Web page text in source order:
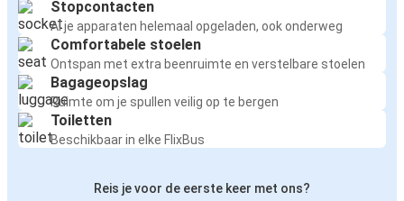
Stopcontacten
Al je apparaten helemaal opgeladen, ook onderweg
Comfortabele stoelen
Ontspan met extra beenruimte en verstelbare stoelen
Bagageopslag
Ruimte om je spullen veilig op te bergen
Toiletten
Beschikbaar in elke FlixBus
Reis je voor de eerste keer met ons?